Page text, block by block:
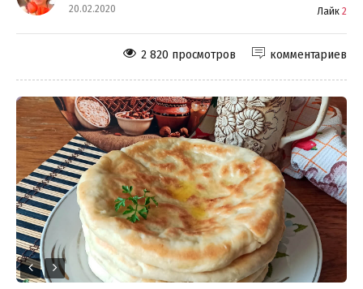
20.02.2020 Лайк 2
комментариев
2 820 просмотров